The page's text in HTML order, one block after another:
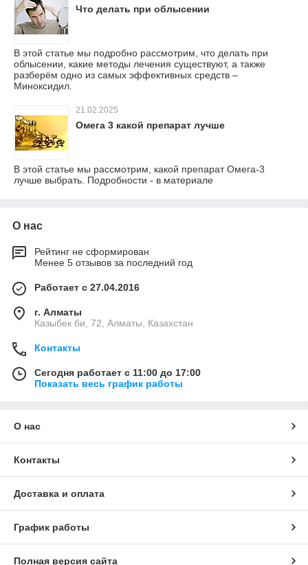
Что делать при облысении
В этой статье мы подробно рассмотрим, что делать при
облысении, какие методы лечения существуют, а также
разберём одно из самых эффективных средств –
Миноксидил.
21.02.2025
Омега 3 какой препарат лучше
В этой статье мы рассмотрим, какой препарат Омега-3
лучше выбрать. Подробности - в материале
О нас
Рейтинг не сформирован
Менее 5 отзывов за последний год
Работает с 27.04.2016
г. Алматы
Казыбек би, 72, Алматы, Казахстан
Контакты
Сегодня работает с 11:00 до 17:00
Показать весь график работы
О нас
Контакты
Доставка и оплата
График работы
Полная версия сайта